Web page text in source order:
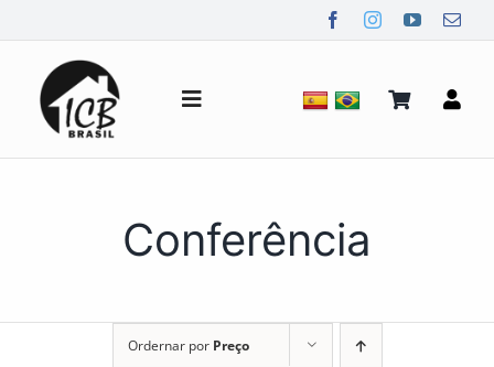
para
conteúdo
Alternar
navegação
Mídia
Conferência
Ordernar por Preço